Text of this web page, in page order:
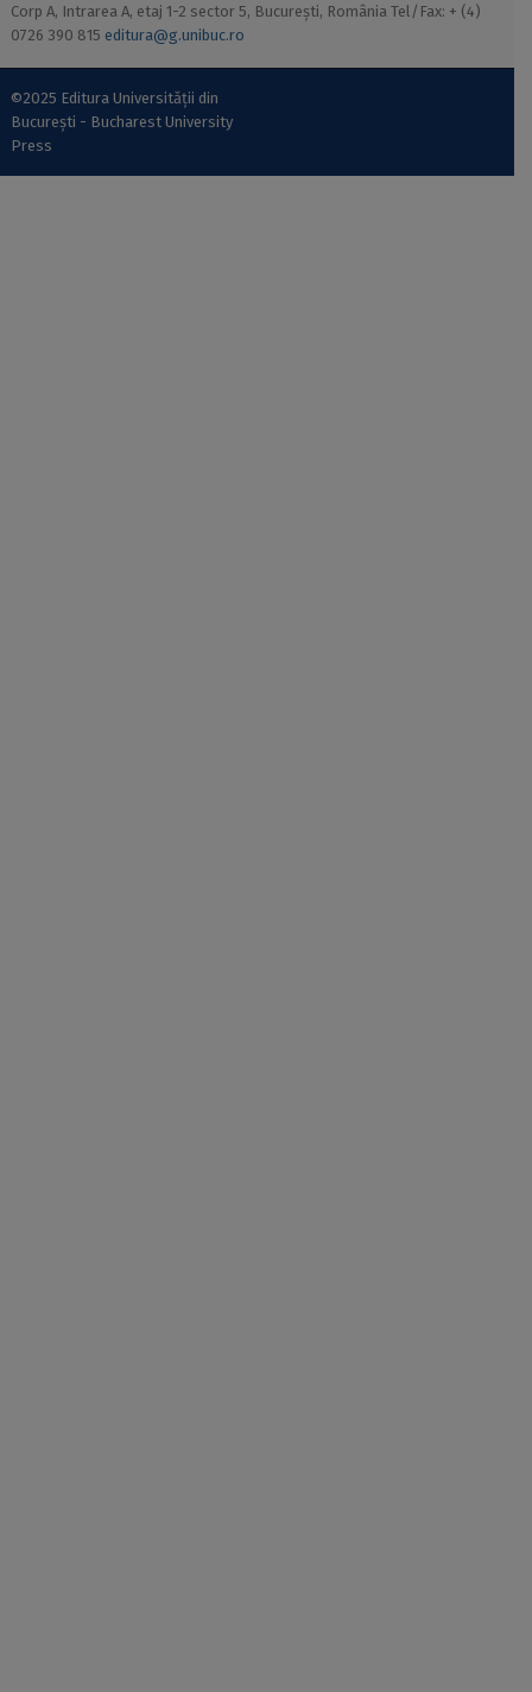
Corp A, Intrarea A, etaj 1-2 sector 5, București, România Tel/Fax: + (4)
0726 390 815 editura@g.unibuc.ro
©2025 Editura Universității din
București - Bucharest University
Press